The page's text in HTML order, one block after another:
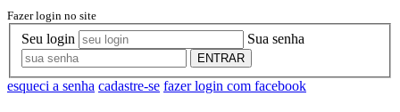
Fazer login no site
Seu login Sua senha
ENTRAR
esqueci a senha cadastre-se fazer login com facebook